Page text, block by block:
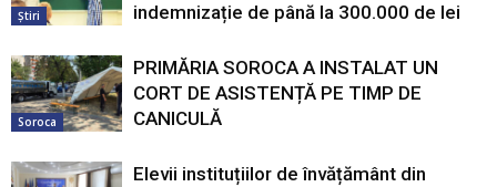
Știri
indemnizație de până la 300.000 de lei
Soroca
PRIMĂRIA SOROCA A INSTALAT UN
CORT DE ASISTENȚĂ PE TIMP DE
CANICULĂ
Elevii instituțiilor de învățământ din